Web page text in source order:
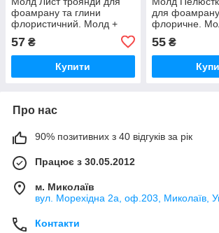
фоамрану та глини
флористичний. Молд +
57 ₴
Купити
для фоамрану
флоричне.
55₴
Про нас
90% позитивних з 40 відгуків за рік
Працює з 30.05.2012
м. Миколаїв
вул. Морехідна 2а, оф.203, Миколаїв,
Контакти